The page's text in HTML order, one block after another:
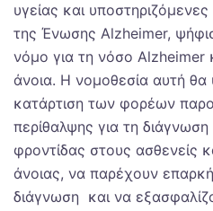
υγείας και
της Ένωσης Alzheimer,
νόμο για τη νόσο Alzheimer
άνοια. Η νομοθεσία αυτή θα
κατάρτιση των φορέων
περίθαλψης για τη
φροντίδας στους ασθενείς
άνοιας, να παρέχουν
διάγνωση και να